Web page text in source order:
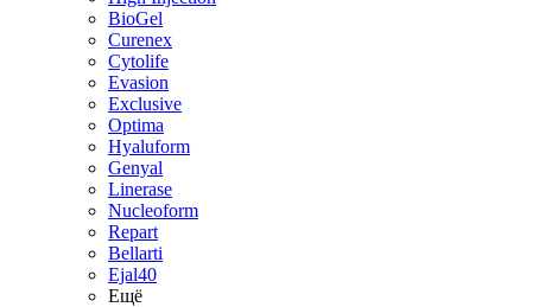
BioGel
Curenex
Cytolife
Evasion
Exclusive
Optima
Hyaluform
Genyal
Linerase
Nucleoform
Repart
Bellarti
Ejal40
Ещё